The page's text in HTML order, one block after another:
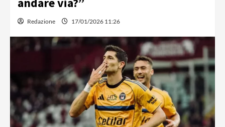
Redazione 17/01/2026 11:26